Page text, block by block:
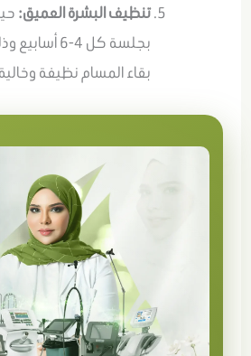
تنظيف البشرة العميق:
بجلسة كل 4-6
بقاء المسام نظيفة